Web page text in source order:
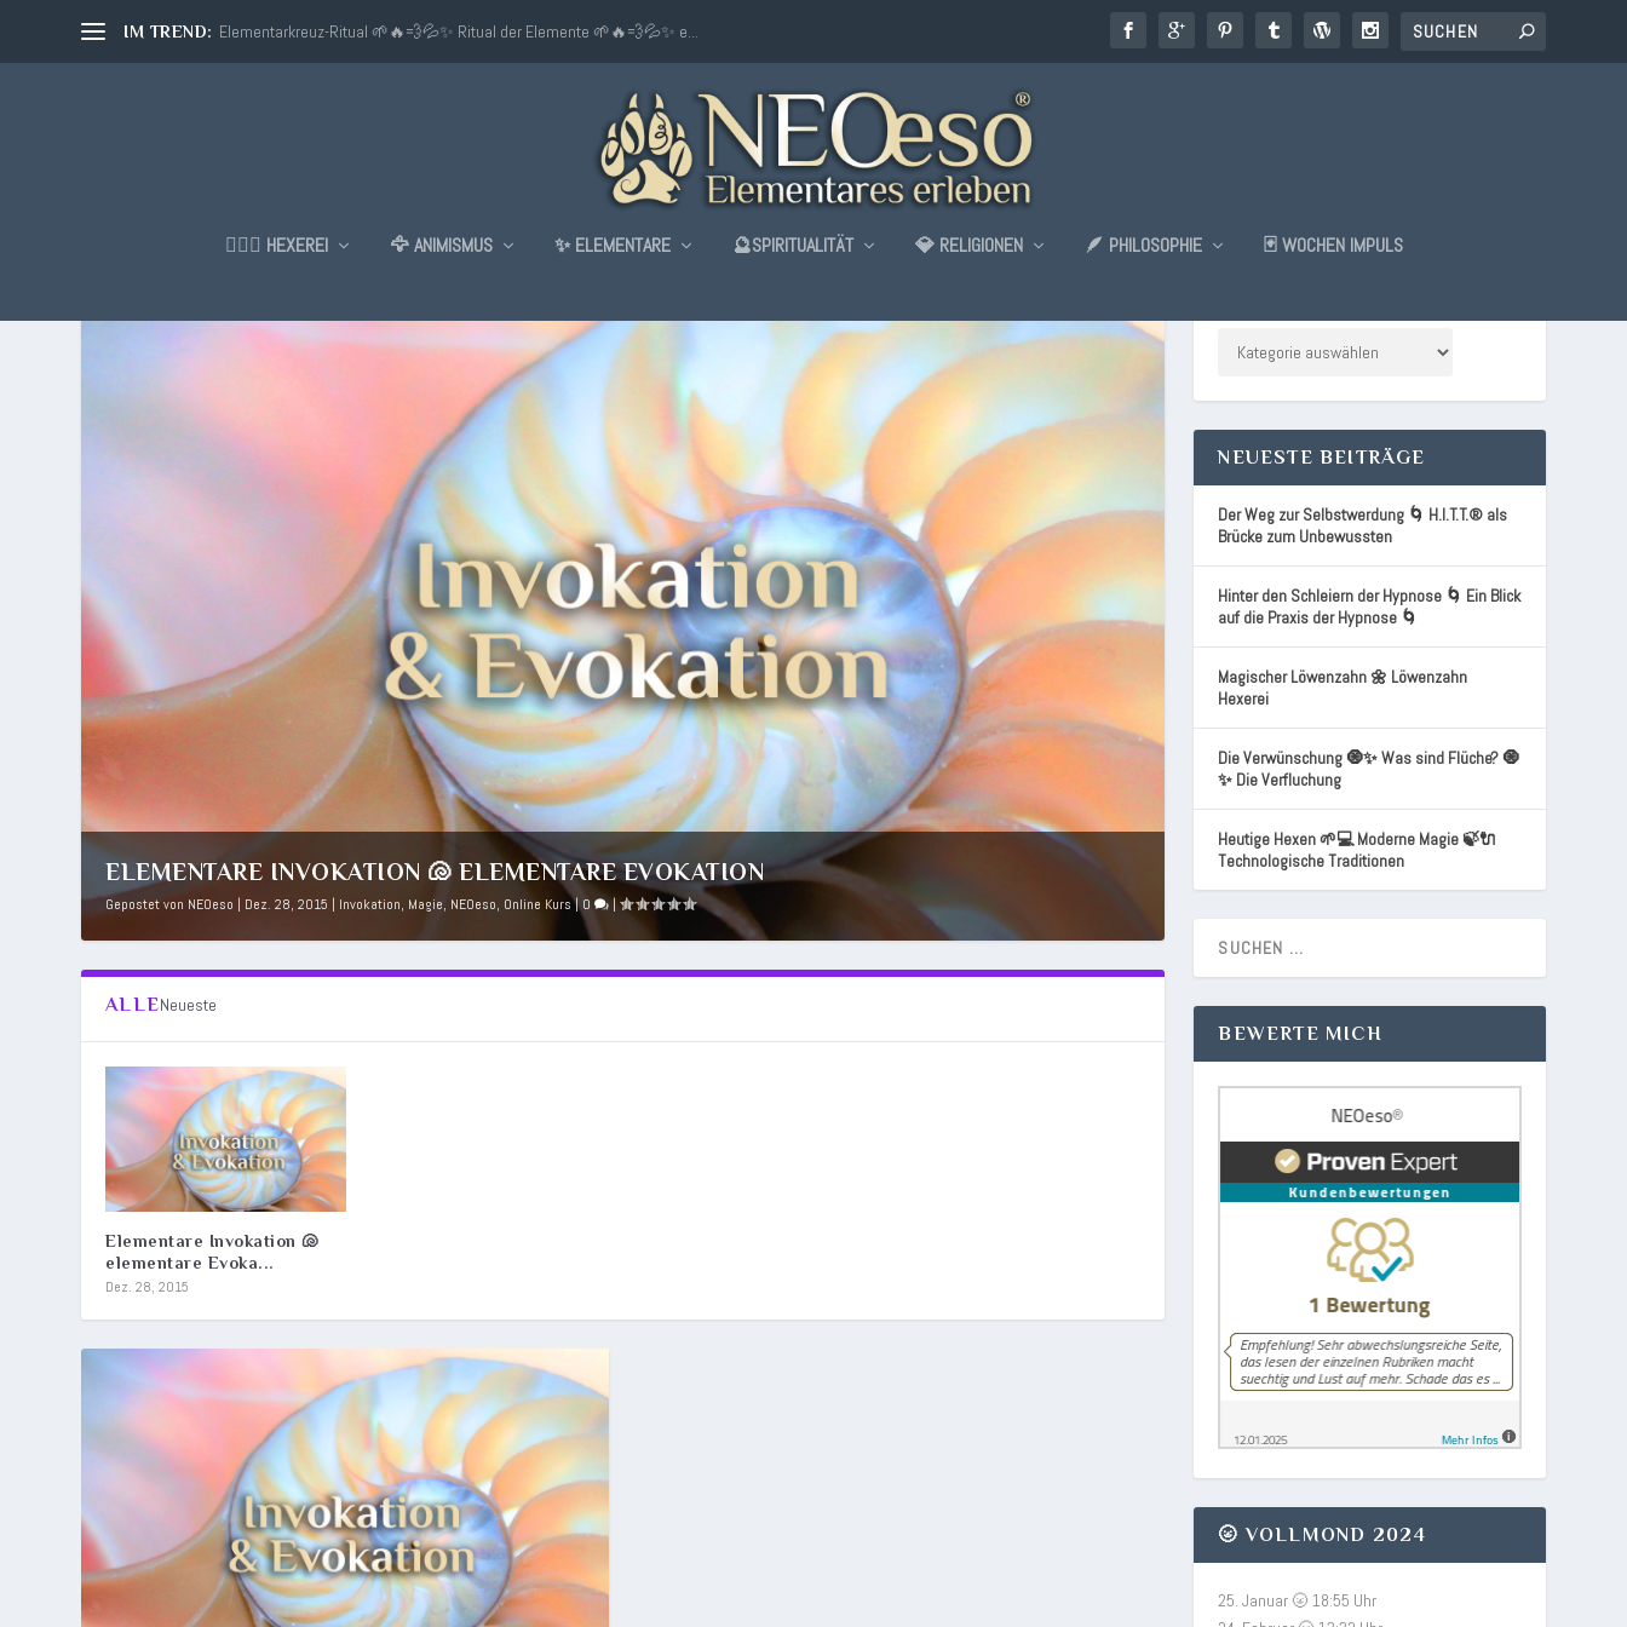
IM TREND: Elementarkreuz-Ritual 🌱🔥💨💦✨ Ritual der Elemente 🌱🔥💨💦✨ e...
🧙🏼‍♂️ HEXEREI 🦅 ANIMISMUS ✨ ELEMENTARE 🔮SPIRITUALITÄT 💎 RELIGIONEN 🪶 PHILOSOPHIE 🃏 WOCHEN IMPULS
ELEMENTARE INVOKATION 🐚 ELEMENTARE EVOKATION
Gepostet von NEOeso | Dez. 28, 2015 | Invokation, Magie, NEOeso, Online Kurs|0 |
ALLENeueste
Elementare Invokation 🐚
elementare Evoka...
Dez. 28, 2015
NEUESTE BEITRÄGE
Der Weg zur Selbstwerdung 🌀 H.I.T.T.® als
Brücke zum Unbewussten
Hinter den Schleiern der Hypnose 🌀 Ein Blick
auf die Praxis der Hypnose 🌀
Magischer Löwenzahn 🌼 Löwenzahn
Hexerei
Die Verwünschung 🧿✨ Was sind Flüche? 🧿
✨ Die Verfluchung
Heutige Hexen 🌱💻 Moderne Magie 🍃🔌
Technologische Traditionen
BEWERTE MICH
🌝 VOLLMOND 2024
25. Januar 🌝 18:55 Uhr